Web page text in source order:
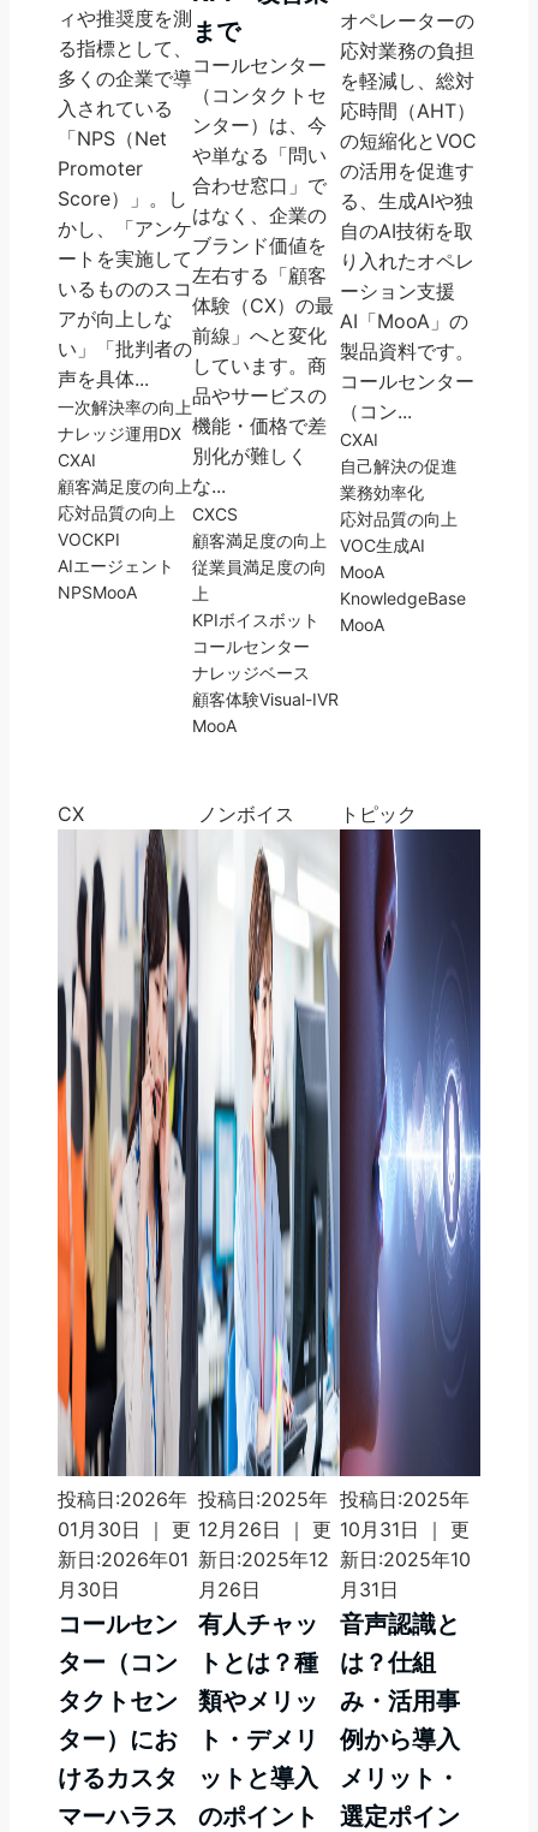
ィや推奨度を測
る指標として、
多くの企業で導
入されている
「NPS（Net
Promoter
Score）」。し
かし、「アンケ
ートを実施して
いるもののスコ
アが向上しな
い」「批判者の
声を具体...
一次解決率の向上
ナレッジ運用DX
CXAI
顧客満足度の向上
応対品質の向上
VOCKPI
AIエージェント
NPSMooA
まで
コールセンター
（コンタクトセ
ンター）は、今
や単なる「問い
合わせ窓口」で
はなく、企業の
ブランド価値を
左右する「顧客
体験（CX）の最
前線」へと変化
しています。商
品やサービスの
機能・価格で差
別化が難しく
な...
CXCS
顧客満足度の向上
従業員満足度の向
上
KPIボイスボット
コールセンター
ナレッジベース
顧客体験Visual-IVR
MooA
オペレーターの
応対業務の負担
を軽減し、総対
応時間（AHT）
の短縮化とVOC
の活用を促進す
る、生成AIや独
自のAI技術を取
り入れたオペレ
ーション支援
AI「MooA」の
製品資料です。
コールセンター
（コン...
CXAI
自己解決の促進
業務効率化
応対品質の向上
VOC生成AI
MooA
KnowledgeBase
MooA
CX
投稿日:2026年
01月30日 ｜ 更
新日:2026年01
月30日
コールセン
ター（コン
タクトセン
ター）にお
けるカスタ
マーハラス
ノンボイス
投稿日:2025年
12月26日 ｜ 更
新日:2025年12
月26日
有人チャッ
トとは？種
類やメリッ
ト・デメリ
ットと導入
のポイント
トピック
投稿日:2025年
10月31日 ｜ 更
新日:2025年10
月31日
音声認識と
は？仕組
み・活用事
例から導入
メリット・
選定ポイン